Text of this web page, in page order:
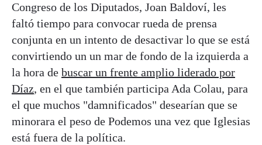
Congreso de los Diputados, Joan Baldoví, les
faltó tiempo para convocar rueda de prensa
conjunta en un intento de desactivar lo que se está
convirtiendo un un mar de fondo de la izquierda a
la hora de buscar un frente amplio liderado por
Díaz, en el que también participa Ada Colau, para
el que muchos "damnificados" desearían que se
minorara el peso de Podemos una vez que Iglesias
está fuera de la política.